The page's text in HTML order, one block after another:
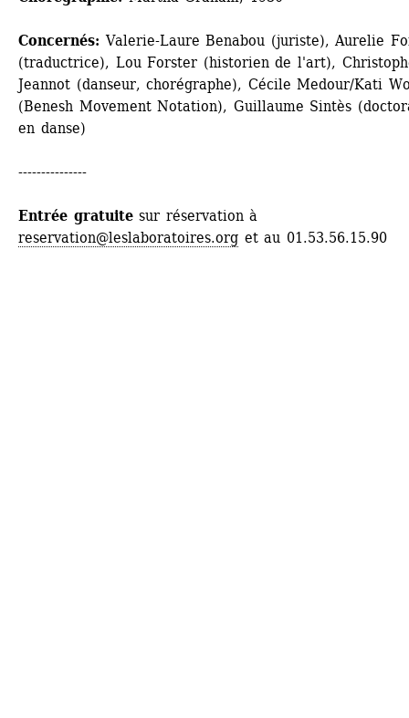
Concernés: Valerie-Laure Benabou (juriste), Aurelie
(traductrice), Lou Forster (historien de l'art),
Jeannot (danseur, chorégraphe), Cécile Medour/Kati
(Benesh Movement Notation), Guillaume Sintès
en danse)
---------------
Entrée gratuitesur réservation à
reservation@leslaboratoires.org et au 01.53.56.15.90